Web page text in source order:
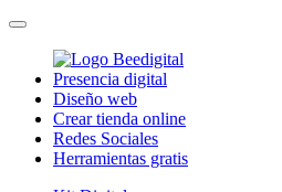
Presencia digital
Diseño web
Crear tienda online
Redes Sociales
Herramientas gratis